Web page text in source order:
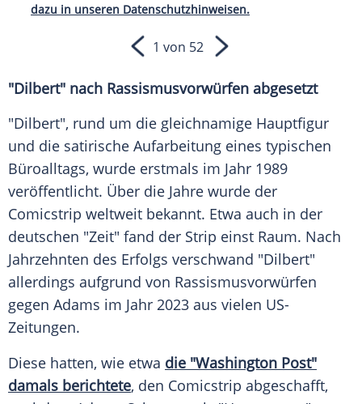
dazu in unseren Datenschutzhinweisen.
1 von 52
"Dilbert" nach Rassismusvorwürfen abgesetzt
"Dilbert", rund um die gleichnamige Hauptfigur
und die satirische Aufarbeitung eines typischen
Büroalltags, wurde erstmals im Jahr 1989
veröffentlicht. Über die Jahre wurde der
Comicstrip weltweit bekannt. Etwa auch in der
deutschen "Zeit" fand der Strip einst Raum. Nach
Jahrzehnten des Erfolgs verschwand "Dilbert"
allerdings aufgrund von Rassismusvorwürfen
gegen Adams im Jahr 2023 aus vielen US-
Zeitungen.
Diese hatten, wie etwa die "Washington Post"
damals berichtete, den Comicstrip abgeschafft,